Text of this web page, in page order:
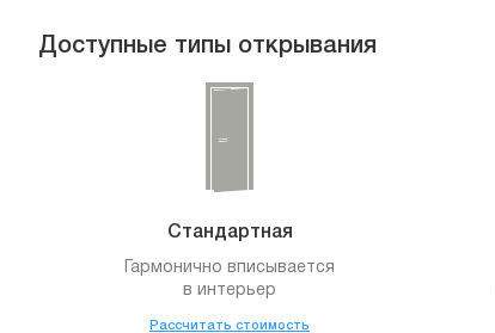
Доступные типы открывания
Стандартная
Гармонично вписывается
в интерьер
Рассчитать стоимость